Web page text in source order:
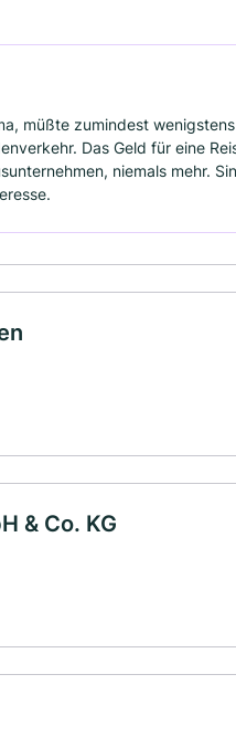
müßte zumindest
Das Geld für eine
niemals mehr.
& Co. KG